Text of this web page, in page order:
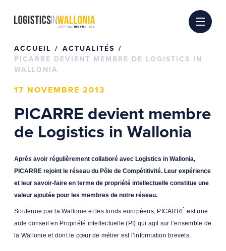
ACCUEIL
ACTUALITÉS
PICARRE DEVIENT MEMBRE DE LOGISTICS IN
WALLONIA
17 NOVEMBRE 2013
PICARRE devient membre
de Logistics in Wallonia
Après avoir régulièrement collaboré avec Logistics in Wallonia,
PICARRE rejoint le réseau du Pôle de Compétitivité. Leur expérience
et leur savoir-faire en terme de propriété intellectuelle constitue une
valeur ajoutée pour les membres de notre réseau.
Soutenue par la Wallonie et les fonds européens, PICARRÉ est une
aide conseil en Propriété intellectuelle (PI) qui agit sur l’ensemble de
la Wallonie et dont le cœur de métier est l’information brevets.